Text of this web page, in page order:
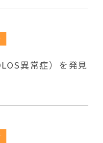
異常症）を発見